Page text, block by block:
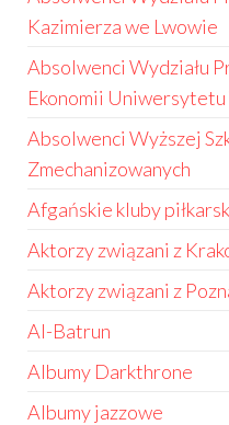
Kazimierza we Lwowie
Absolwenci Wydziału
Ekonomii
Absolwenci Wyższej
Zmechanizowanych
Afgańskie kluby
Aktorzy związani z
Aktorzy związani z
Al-Batrun
Albumy Darkthrone
Albumy jazzowe